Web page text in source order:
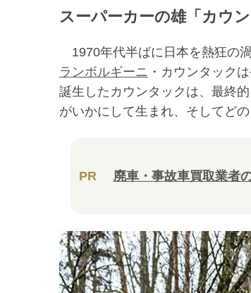
スーパーカーの雄「カウ
1970年代半ばに日本を熱狂の
ランボルギーニ ・カウンタック
誕生したカウンタックは、最終
がいかにして生まれ、そしてど
PR 廃車・事故車買取業者